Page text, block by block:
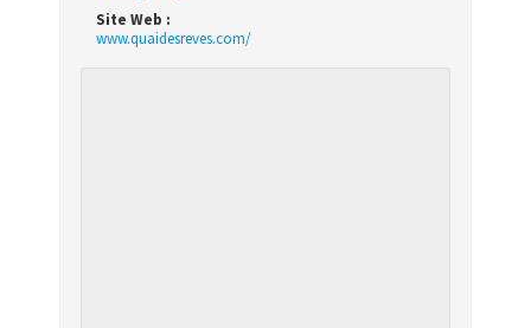
Site Web :
www.quaidesreves.com/